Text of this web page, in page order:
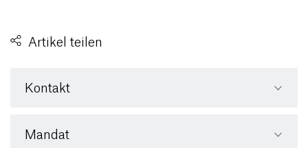
Artikel teilen
Kontakt
Mandat